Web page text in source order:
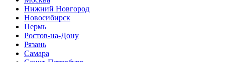
Нижний Новгород
Новосибирск
Пермь
Ростов-на-Дону
Рязань
Самара